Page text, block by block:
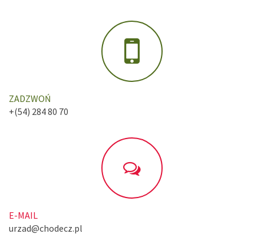
ZADZWOŃ
+(54) 284 80 70
E-MAIL
urzad@chodecz.pl